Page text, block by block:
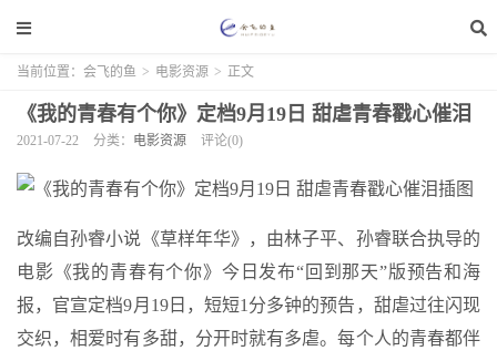
当前位置： 会飞的鱼 > 电影资源 > 正文
《我的青春有个你》定档9月19日 甜虐青春戳心催泪
2021-07-22 分类： 电影资源 评论(0)
改编自孙睿小说《草样年华》，由林子平、孙睿联合执导的
电影《我的青春有个你》今日发布“回到那天”版预告和海
报，官宣定档9月19日，短短1分多钟的预告，甜虐过往闪现
交织，相爱时有多甜，分开时就有多虐。每个人的青春都伴